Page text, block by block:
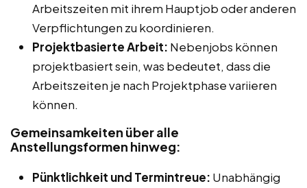
Arbeitszeiten mit ihrem Hauptjob oder anderen
Verpflichtungen zu koordinieren.
Projektbasierte Arbeit: Nebenjobs können
projektbasiert sein, was bedeutet, dass die
Arbeitszeiten je nach Projektphase variieren
können.
Gemeinsamkeiten über alle
Anstellungsformen hinweg:
Pünktlichkeit und Termintreue: Unabhängig